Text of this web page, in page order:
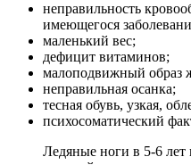
неправильность
имеющегося
маленький вес;
дефицит витаминов;
малоподвижный образ
неправильная осанка;
тесная обувь, узкая,
психосоматический
Ледяные ноги в 5-6 лет